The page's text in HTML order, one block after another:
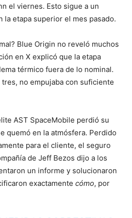
el viernes. Esto sigue a un
la etapa superior el mes pasado.
Blue Origin no reveló muchos
en X explicó que la etapa
térmico fuera de lo nominal.
no empujaba con suficiente
AST SpaceMobile perdió su
quemó en la atmósfera. Perdido
para el cliente, el seguro
de Jeff Bezos dijo a los
un informe y solucionaron
exactamente cómo, por